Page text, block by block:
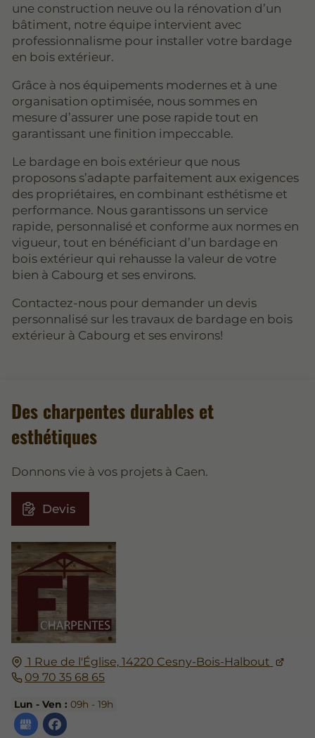
une construction neuve ou la rénovation d’un
bâtiment, notre équipe intervient avec
professionnalisme pour installer votre bardage
en bois extérieur.
Grâce à nos équipements modernes et à une
organisation optimisée, nous sommes en
mesure d’assurer une pose rapide tout en
garantissant une finition impeccable.
Le bardage en bois extérieur que nous
proposons s’adapte parfaitement aux exigences
des propriétaires, en combinant esthétisme et
performance. Nous garantissons un service
rapide, personnalisé et conforme aux normes en
vigueur, tout en bénéficiant d’un bardage en
bois extérieur qui rehausse la valeur de votre
bien à Cabourg et ses environs.
Contactez-nous pour demander un devis
personnalisé sur les travaux de bardage en bois
extérieur à Cabourg et ses environs!
1 Rue de l'Église, 14220 Cesny-Bois-Halbout
09 70 35 68 65
Lun - Ven : 09h - 19h
Des charpentes durables et
esthétiques
Donnons vie à vos projets à Caen.
Devis